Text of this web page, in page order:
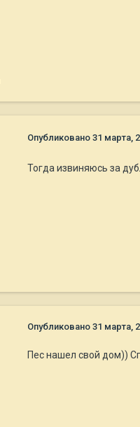
Опубликовано 31 марта,
Тогда извиняюсь за
Опубликовано 31 марта,
Пес нашел свой дом))